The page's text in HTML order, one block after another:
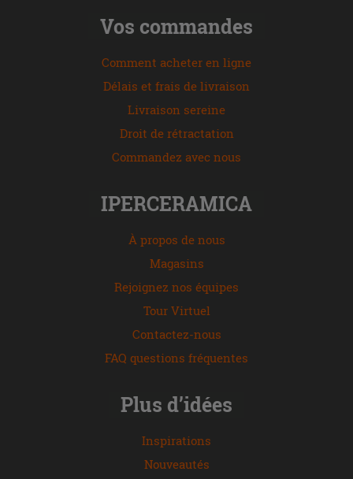
Vos commandes
Comment acheter en ligne
Délais et frais de livraison
Livraison sereine
Droit de rétractation
Commandez avec nous
IPERCERAMICA
À propos de nous
Magasins
Rejoignez nos équipes
Tour Virtuel
Contactez-nous
FAQ questions fréquentes
Plus d’idées
Inspirations
Nouveautés